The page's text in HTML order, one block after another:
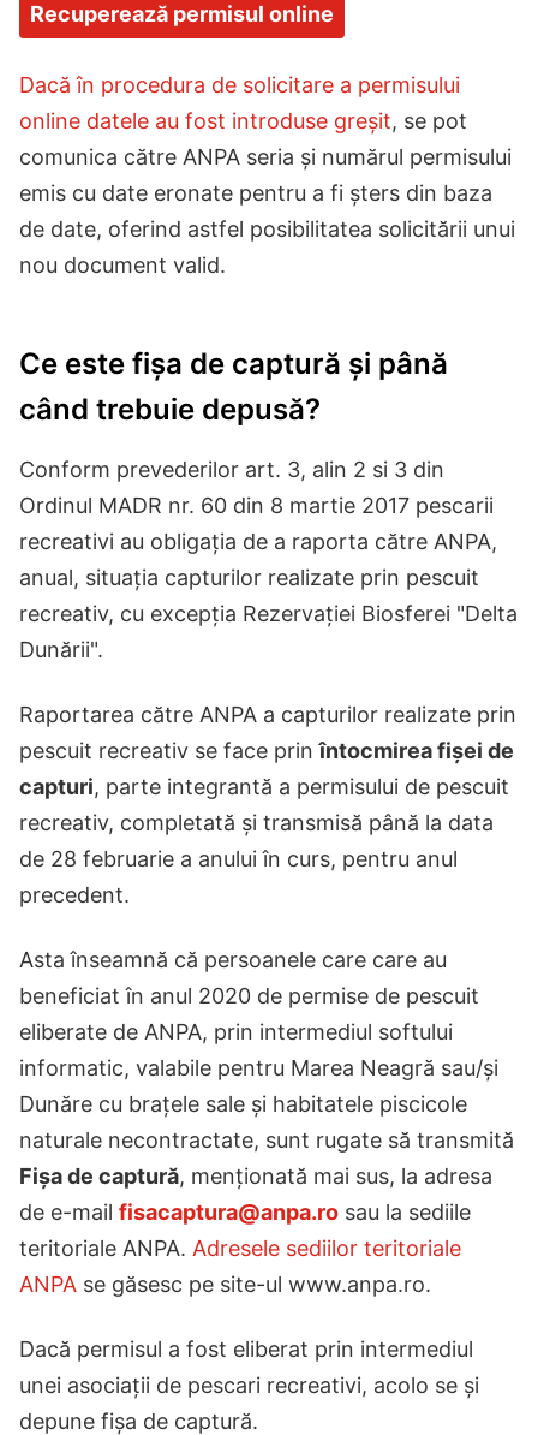
Recuperează permisul online
Dacă în procedura de solicitare a permisului
online datele au fost introduse greșit, se pot
comunica către ANPA seria și numărul permisului
emis cu date eronate pentru a fi șters din baza
de date, oferind astfel posibilitatea solicitării unui
nou document valid.
Ce este fișa de captură și până
când trebuie depusă?
Conform prevederilor art. 3, alin 2 si 3 din
Ordinul MADR nr. 60 din 8 martie 2017 pescarii
recreativi au obligația de a raporta către ANPA,
anual, situația capturilor realizate prin pescuit
recreativ, cu excepția Rezervației Biosferei "Delta
Dunării".
Raportarea către ANPA a capturilor realizate prin
pescuit recreativ se face prinîntocmirea fișei de
capturi, parte integrantă a permisului de pescuit
recreativ, completată și transmisă până la data
de 28 februarie a anului în curs, pentru anul
precedent.
Asta înseamnă că persoanele care care au
beneficiat în anul 2020 de permise de pescuit
eliberate de ANPA, prin intermediul softului
informatic, valabile pentru Marea Neagră sau/și
Dunăre cu brațele sale și habitatele piscicole
naturale necontractate, sunt rugate să transmită
Fișa de captură, menționată mai sus, la adresa
de e-mail fisacaptura@anpa.ro sau la sediile
teritoriale ANPA. Adresele sediilor teritoriale
ANPA se găsesc pe site-ul www.anpa.ro.
Dacă permisul a fost eliberat prin intermediul
unei asociații de pescari recreativi, acolo se și
depune fișa de captură.